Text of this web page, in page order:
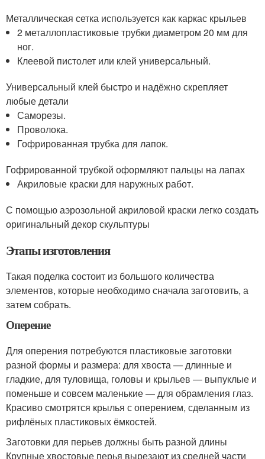
Металлическая сетка используется как каркас крыльев
2 металлопластиковые трубки диаметром 20 мм для
ног.
Клеевой пистолет или клей универсальный.
Универсальный клей быстро и надёжно скрепляет
любые детали
Саморезы.
Проволока.
Гофрированная трубка для лапок.
Гофрированной трубкой оформляют пальцы на лапах
Акриловые краски для наружных работ.
С помощью аэрозольной акриловой краски легко создать
оригинальный декор скульптуры
Этапы изготовления
Такая поделка состоит из большого количества
элементов, которые необходимо сначала заготовить, а
затем собрать.
Оперение
Для оперения потребуются пластиковые заготовки
разной формы и размера: для хвоста — длинные и
гладкие, для туловища, головы и крыльев — выпуклые и
поменьше и совсем маленькие — для обрамления глаз.
Красиво смотрятся крылья с оперением, сделанным из
рифлёных пластиковых ёмкостей.
Заготовки для перьев должны быть разной длины
Крупные хвостовые перья вырезают из средней части